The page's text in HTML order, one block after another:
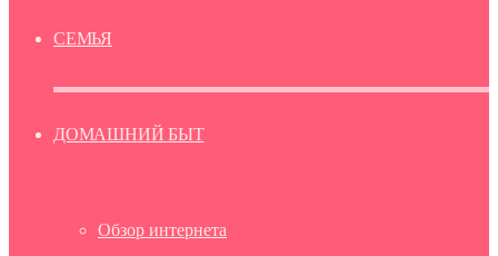
СЕМЬЯ
ДОМАШНИЙ БЫТ
Обзор интернета